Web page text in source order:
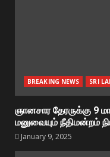
BREAKING NEWS SRI
ஞானசார தேரருக்கு
மனுவையும் நீதிமன்றம்
January 9, 2025